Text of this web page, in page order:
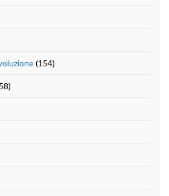
(154)